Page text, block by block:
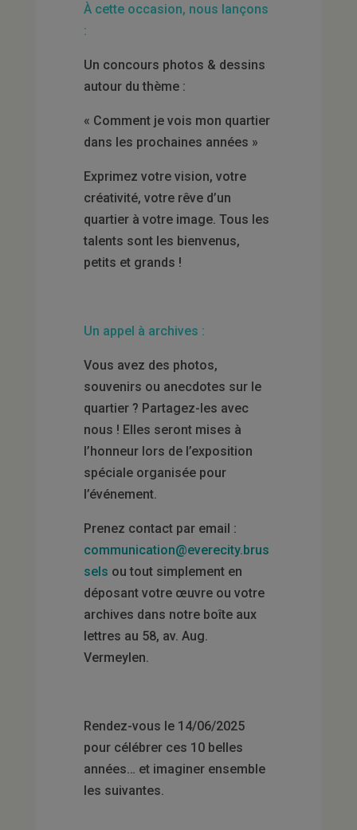
À cette occasion, nous lançons
:
Un concours photos & dessins
autour du thème :
« Comment je vois mon quartier
dans les prochaines années »
Exprimez votre vision, votre
créativité, votre rêve d’un
quartier à votre image. Tous les
talents sont les bienvenus,
petits et grands !
Un appel à archives :
Vous avez des photos,
souvenirs ou anecdotes sur le
quartier ? Partagez-les avec
nous ! Elles seront mises à
l’honneur lors de l’exposition
spéciale organisée pour
l’événement.
Prenez contact par email :
communication@everecity.brus
sels ou tout simplement en
déposant votre œuvre ou votre
archives dans notre boîte aux
lettres au 58, av. Aug.
Vermeylen.
Rendez-vous le 14/06/2025
pour célébrer ces 10 belles
années… et imaginer ensemble
les suivantes.